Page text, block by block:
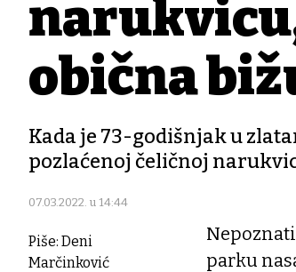
obična
Kada je 73-godišnjak u
pozlaćenoj čeličnoj
07.03.2022. u 14:44
Piše: Deni
Marčinković
parku